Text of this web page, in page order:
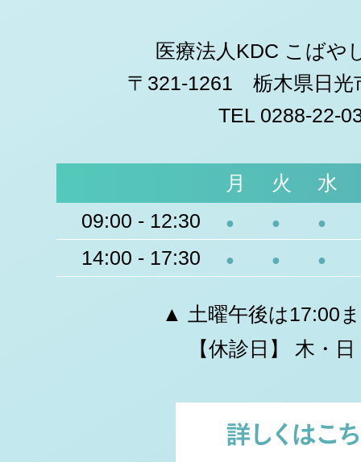
医療法人KDC こばや
〒321-1261 栃木県日光
TEL 0288-22-
月 火
水
09:00 - 12:30
● ● ●
14:00 - 17:30 ● ● ●
▲ 土曜午後は17:00
【休診日】 木・